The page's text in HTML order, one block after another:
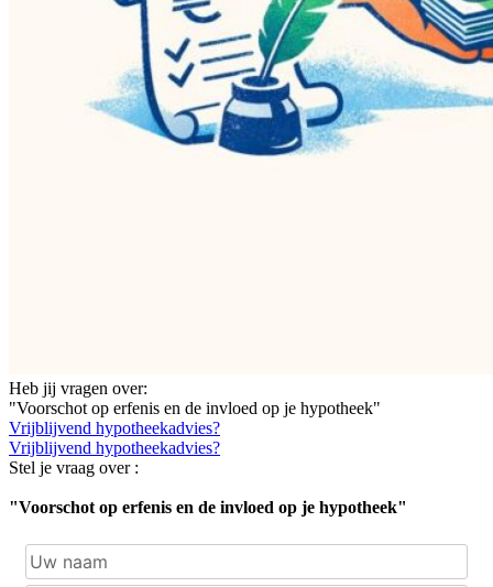
Heb jij vragen over:
"Voorschot op erfenis en de invloed op je hypotheek"
Vrijblijvend hypotheekadvies?
Vrijblijvend hypotheekadvies?
Stel je vraag over :
"Voorschot op erfenis en de invloed op je hypotheek"